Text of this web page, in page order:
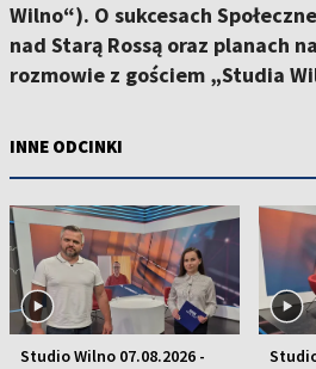
Wilno“). O sukcesach
nad Starą Rossą oraz planach
rozmowie z gościem „Studia
INNE ODCINKI
Studio Wilno 07.08.2026 -